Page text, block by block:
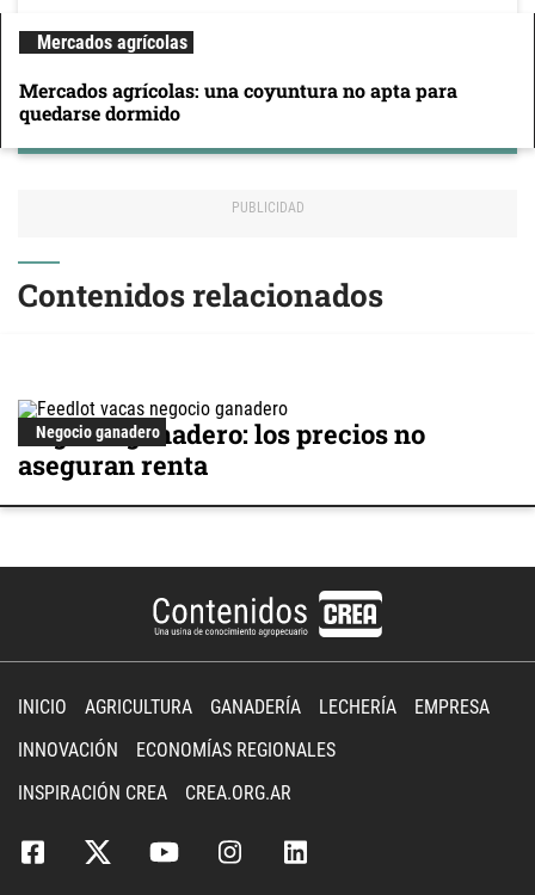
Mercados agrícolas
Mercados agrícolas: una coyuntura no apta para
quedarse dormido
Contenidos relacionados
Negocio ganadero
Negocio ganadero: los precios no
aseguran renta
INICIO AGRICULTURA GANADERÍA LECHERÍA
EMPRESA
INNOVACIÓN
ECONOMÍAS REGIONALES
INSPIRACIÓN CREA
CREA.ORG.AR